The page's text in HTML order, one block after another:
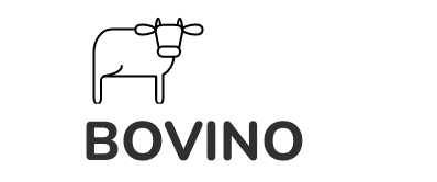
BOVINO